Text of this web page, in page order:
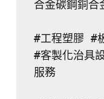
合金碳鋼銅合
#工程塑膠 #
#客製化治具
服務